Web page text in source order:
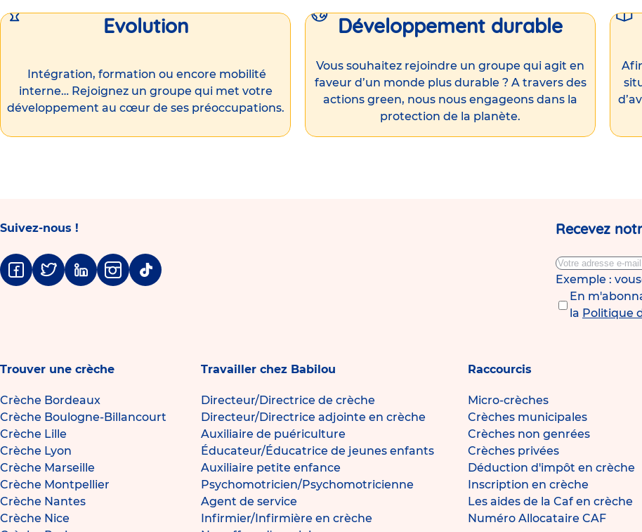
Evolution
Intégration, formation ou encore mobilité
interne… Rejoignez un groupe qui met votre
développement au cœur de ses préoccupations.
Développement durable
Vous souhaitez rejoindre un groupe qui agit en
faveur d’un monde plus durable ? A travers des
actions green, nous nous engageons dans la
protection de la planète.
Suivez-nous !
Facebook
TwitterLinkedinInstagram
Tiktok
Recevez
Exemple :
En
la Politique
Trouver une crèche
Crèche Bordeaux
Crèche Boulogne-Billancourt
Crèche Lille
Crèche Lyon
Crèche Marseille
Crèche Montpellier
Crèche Nantes
Crèche Nice
Travailler chez Babilou
Directeur/Directrice de crèche
Directeur/Directrice adjointe en crèche
Auxiliaire de puériculture
Éducateur/Éducatrice de jeunes enfants
Auxiliaire petite enfance
Psychomotricien/Psychomotricienne
Agent de service
Infirmier/Infirmière en crèche
Raccourcis
Micro-crèches
Crèches municipales
Crèches non genrées
Crèches privées
Déduction d'impôt en crèche
Inscription en crèche
Les aides de la Caf en crèche
Numéro Allocataire CAF